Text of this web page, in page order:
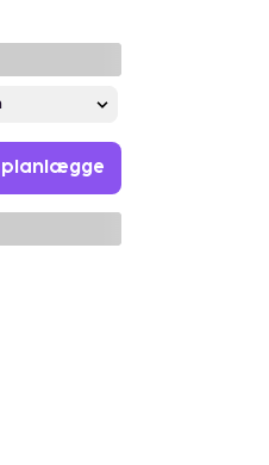
planlægge